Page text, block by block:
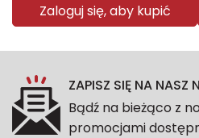
Zaloguj się, aby kupić
ZAPISZ SIĘ NA NASZ
Bądź na bieżąco z
promocjami